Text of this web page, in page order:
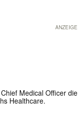
ANZEIGE
Medical Officer die
Healthcare.